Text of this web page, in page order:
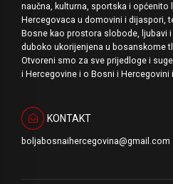
naučna, kulturna, sportska i
Hercegovaca u domovini i dijaspori,
Bosne kao prostora slobode, ljubavi
duboko ukorijenjena u bosanskome
Otvoreni smo za sve prijedloge i
i Hercegovine i o Bosni i Hercegovini
KONTAKT
boljabosnaihercegovina@gmail.com